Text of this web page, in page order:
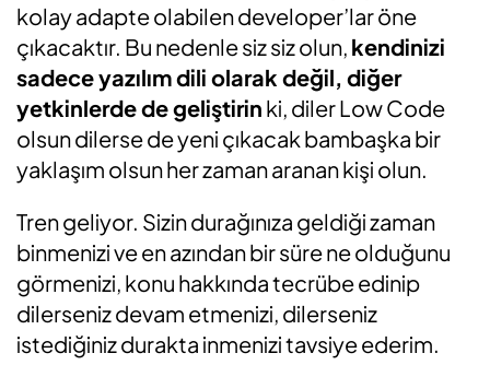
kolay adapte olabilen developer’lar öne
çıkacaktır. Bu nedenle siz siz olun, kendinizi
sadece yazılım dili olarak değil, diğer
yetkinlerde de geliştirin ki, diler Low Code
olsun dilerse de yeni çıkacak bambaşka bir
yaklaşım olsun her zaman aranan kişi olun.
Tren geliyor. Sizin durağınıza geldiği zaman
binmenizi ve en azından bir süre ne olduğunu
görmenizi, konu hakkında tecrübe edinip
dilerseniz devam etmenizi, dilerseniz
istediğiniz durakta inmenizi tavsiye ederim.